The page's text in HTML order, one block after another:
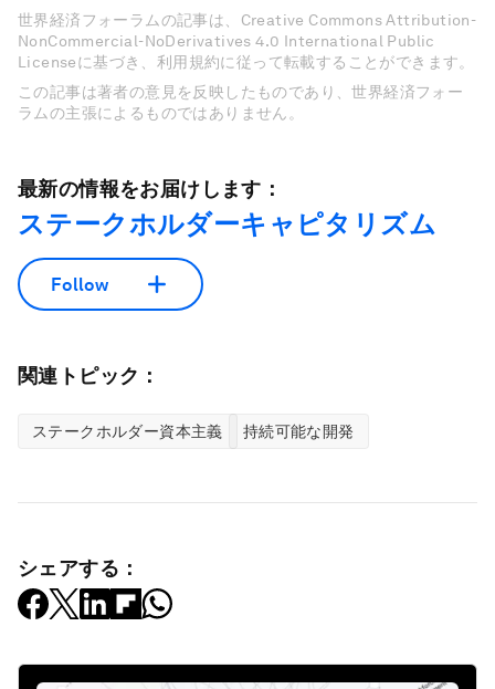
世界経済フォーラムの記事は、Creative Commons Attribution-
NonCommercial-NoDerivatives 4.0 International Public
Licenseに基づき、利用規約に従って転載することができます。
この記事は著者の意見を反映したものであり、世界経済フォー
ラムの主張によるものではありません。
最新の情報をお届けします：
ステークホルダーキャピタリズム
Follow
関連トピック：
ステークホルダー資本主義 持続可能な開発
シェアする：